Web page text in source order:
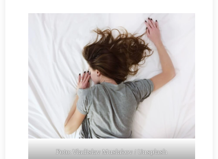
Foto: Vladislav Muslakov / Unsplash